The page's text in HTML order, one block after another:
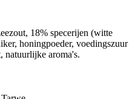
18% specerijen (witte
honingpoeder, voedingszuur
natuurlijke aroma's.